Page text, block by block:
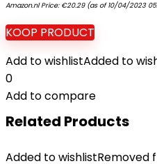
Amazon.nl Price: €20.29(as of 10/04/2023
KOOP PRODUCT
Add to wishlistAdded to
0
Add to compare
Related Products
Added to wishlistRemoved